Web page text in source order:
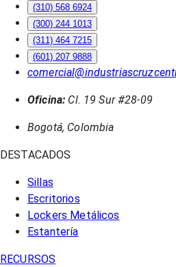
(310) 568 6924
(300) 244 1013
(311) 464 7215
(601) 207 9888
Oficina: Cl. 19 Sur #28-09
Bogotá, Colombia
DESTACADOS
Sillas
Escritorios
Lockers Metálicos
Estantería
RECURSOS